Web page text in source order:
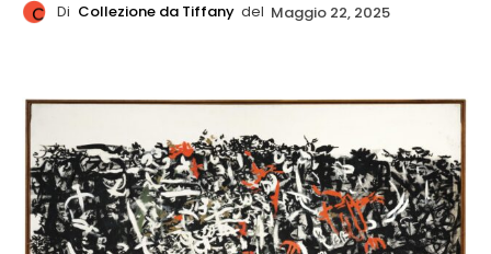
Di Collezione da Tiffany del Maggio 22, 2025